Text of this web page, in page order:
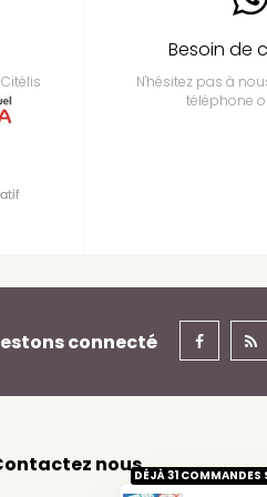
DÉJÀ 31 COMMANDES
Besoin de
N'hésitez pas à
téléphone
connecté
nous